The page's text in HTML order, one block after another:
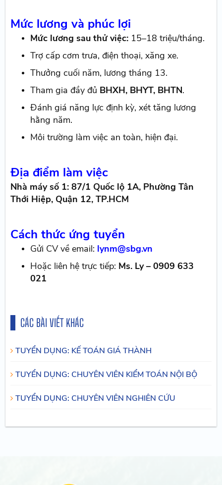
Mức lương và phúc lợi
Mức lương sau thử việc: 15–18 triệu/tháng.
Trợ cấp cơm trưa, điện thoại, xăng xe.
Thưởng cuối năm, lương tháng 13.
Tham gia đầy đủ BHXH, BHYT, BHTN.
Đánh giá năng lực định kỳ, xét tăng lương
hằng năm.
Môi trường làm việc an toàn, hiện đại.
Địa điểm làm việc
Nhà máy số 1: 87/1 Quốc lộ 1A, Phường Tân
Thới Hiệp, Quận 12, TP.HCM
Cách thức ứng tuyển
Gửi CV về email: lynm@sbg.vn
Hoặc liên hệ trực tiếp: Ms. Ly – 0909 633
021
CÁC BÀI VIẾT KHÁC
TUYỂN DỤNG: KẾ TOÁN GIÁ THÀNH
TUYỂN DỤNG: CHUYÊN VIÊN KIỂM TOÁN NỘI BỘ
TUYỂN DỤNG: CHUYÊN VIÊN NGHIÊN CỨU